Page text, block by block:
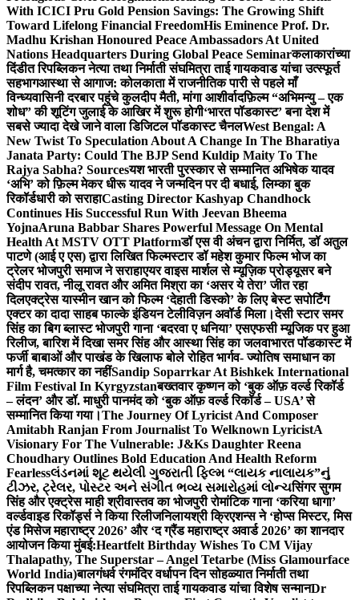
With ICICI Pru Gold Pension Savings: The Growing Shift
Toward Lifelong Financial FreedomHis Eminence Prof. Dr.
Madhu Krishan Honoured Peace Ambassadors At United
Nations Headquarters During Global Peace Seminarकलाकारांच्या
दिंडीत रिपब्लिकन नेत्या तथा निर्माती संघमित्रा ताई गायकवाड यांचा उत्स्फूर्त
सहभागआस्था से आगाज: कोलकाता में राजनीतिक पारी से पहले माँ
विन्ध्यवासिनी दरबार पहुंचे कुलदीप मैती, मांगा आशीर्वादफ़िल्म “अभिमन्यु – एक
शोध” की शूटिंग जुलाई के आखिर में शुरू होगी‘भारत पॉडकास्ट’ बना देश में
सबसे ज्यादा देखे जाने वाला डिजिटल पॉडकास्ट चैनलWest Bengal: A
New Twist To Speculation About A Change In The Bharatiya
Janata Party: Could The BJP Send Kuldip Maity To The
Rajya Sabha? Sourcesयश भारती पुरस्कार से सम्मानित अभिषेक यादव
‘अभि’ को फ़िल्म मेकर धीरू यादव ने जन्मदिन पर दी बधाई, लिम्का बुक
रिकॉर्डधारी को सराहाCasting Director Kashyap Chandhock
Continues His Successful Run With Jeevan Bheema
YojnaAruna Babbar Shares Powerful Message On Mental
Health At MSTV OTT Platformडॉ एस वी अंचन द्वारा निर्मित, डॉ अतुल
पाटणे (आई ए एस) द्वारा लिखित फिल्मस्टार डॉ महेश कुमार फिल्म भोज का
ट्रेलर भोजपुरी समाज ने सराहाएयर वाइस मार्शल से म्यूज़िक प्रोड्यूसर बने
संदीप रावत, नीलू रावत और अमित मिश्रा का ‘असर ये तेरा’ जीत रहा
दिलएक्ट्रेस यास्मीन खान को फिल्म ‘देहाती डिस्को’ के लिए बेस्ट सपोर्टिंग
एक्टर का दादा साहब फाल्के इंडियन टेलीविज़न अवॉर्ड मिला।देसी स्टार समर
सिंह का बिग ब्लास्ट भोजपुरी गाना ‘बदरवा ए धनिया’ एसएफसी म्यूजिक पर हुआ
रिलीज, बारिश में दिखा समर सिंह और आस्था सिंह का जलवाभारत पॉडकास्ट में
फर्जी बाबाओं और पाखंड के खिलाफ बोले रोहित भार्गव- ज्योतिष समाधान का
मार्ग है, चमत्कार का नहींSandip Soparrkar At Bishkek International
Film Festival In Kyrgyzstanबख्तवार कृष्णन को ‘बुक ऑफ़ वर्ल्ड रिकॉर्ड
– लंदन’ और डॉ. माधुरी पानमंद को ‘बुक ऑफ़ वर्ल्ड रिकॉर्ड – USA’ से
सम्मानित किया गया।The Journey Of Lyricist And Composer
Amitabh Ranjan From Journalist To Welknown LyricistA
Visionary For The Vulnerable: J&Ks Daughter Reena
Choudhary Outlines Bold Education And Health Reform
Fearlessલંડનમાં શૂટ થયેલી ગુજરાતી ફિલ્મ “લાયક નાલાયક”નું
ટીઝર, ટ્રેલર, પોસ્ટર અને સંગીત ભવ્ય સમારોહમાં લોન્ચसिंगर सुगम
सिंह और एक्ट्रेस माही श्रीवास्तव का भोजपुरी रोमांटिक गाना ‘करिया धागा’
वर्ल्डवाइड रिकॉर्ड्स ने किया रिलीजनिलायश्री क्रिएशन्स ने ‘होप्स मिस्टर, मिस
एंड मिसेज महाराष्ट्र 2026’ और ‘द ग्रैंड महाराष्ट्र अवार्ड 2026’ का शानदार
आयोजन किया मुंबई:Heartfelt Birthday Wishes To CM Vijay
Thalapathy, The Superstar – Angel Tetarbe (Miss Glamourface
World India)बालगंधर्व रंगमंदिर वर्धापन दिन सोहळ्यात निर्माती तथा
रिपब्लिकन पक्षाच्या नेत्या संघमित्रा ताई गायकवाड यांचा विशेष सन्मानDr